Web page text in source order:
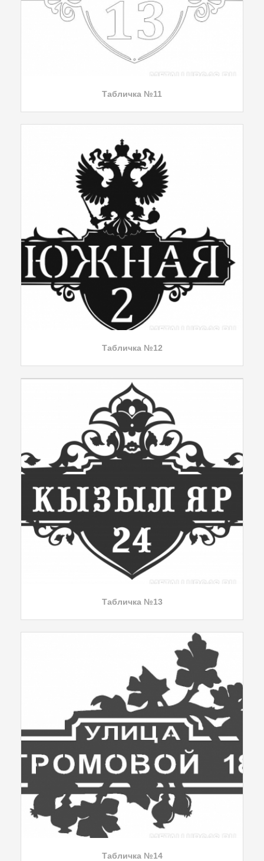
Табличка №11
Табличка №12
Табличка №13
Табличка №14